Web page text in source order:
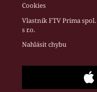
Cookies
Vlastník FTV Prima spol.
s r.o.
Nahlásit chybu